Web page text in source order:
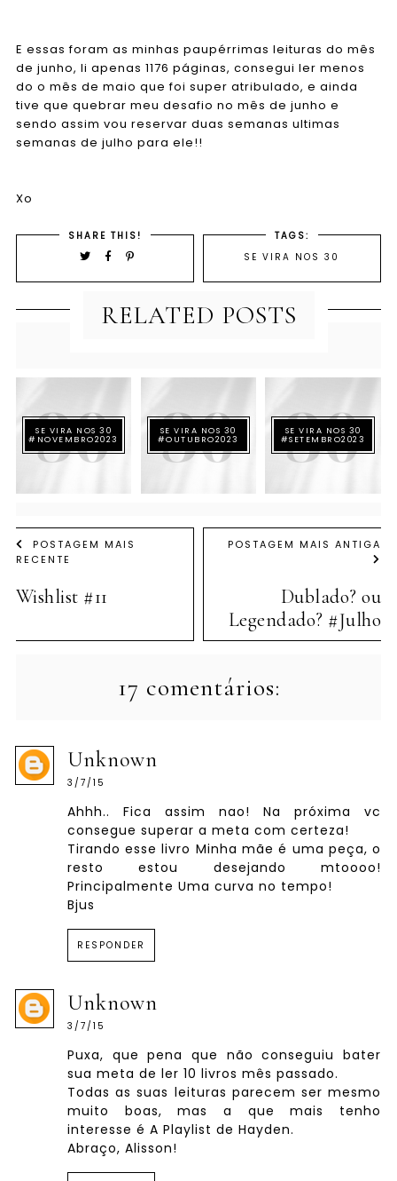
E essas foram as minhas paupérrimas leituras do mês
de junho, li apenas 1176 páginas, consegui ler menos
do o mês de maio que foi super atribulado, e ainda
tive que quebrar meu desafio no mês de junho e
sendo assim vou reservar duas semanas ultimas
semanas de julho para ele!!
Xo
SHARE THIS!
TAGS:
SE VIRA NOS 30
RELATED POSTS
SE VIRA NOS 30
#NOVEMBRO2023
SE VIRA NOS 30
#OUTUBRO2023
SE VIRA NOS 30
#SETEMBRO2023
POSTAGEM MAIS
RECENTE
Wishlist #11
POSTAGEM MAIS ANTIGA
Dublado? ou
Legendado? #Julho
17 comentários:
Unknown
3/7/15
Ahhh.. Fica assim nao! Na próxima vc
consegue superar a meta com certeza!
Tirando esse livro Minha mãe é uma peça, o
resto estou desejando mtoooo!
Principalmente Uma curva no tempo!
Bjus
RESPONDER
Unknown
3/7/15
Puxa, que pena que não conseguiu bater
sua meta de ler 10 livros mês passado.
Todas as suas leituras parecem ser mesmo
muito boas, mas a que mais tenho
interesse é A Playlist de Hayden.
Abraço, Alisson!